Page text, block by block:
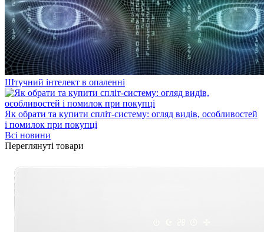
Штучний інтелект в опаленні
Як обрати та купити спліт-систему: огляд видів, особливостей
і помилок при покупці
Всі новини
Переглянуті товари